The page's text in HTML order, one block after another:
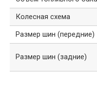
Колесная схема
Размер шин (передние)
Размер шин (задние)